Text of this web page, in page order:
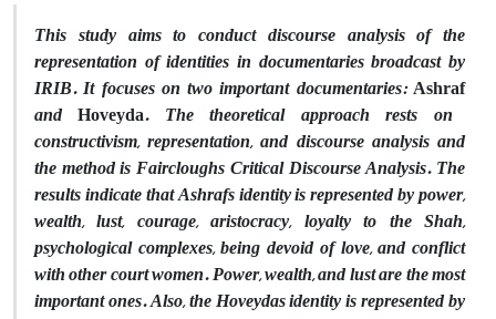
This study aims to conduct discourse analysis of the
representation of identities in documentaries broadcast by
IRIB. It focuses on two important documentaries:Ashraf
andHoveyda. The theoretical approach rests on
constructivism, representation, and discourse analysis and
the method is Faircloughs Critical Discourse Analysis. The
results indicate that Ashrafs identity is represented by power,
wealth, lust, courage, aristocracy, loyalty to the Shah,
psychological complexes, being devoid of love, and conflict
with other court women. Power, wealth, and lust are the most
important ones. Also, the Hoveydas identity is represented by